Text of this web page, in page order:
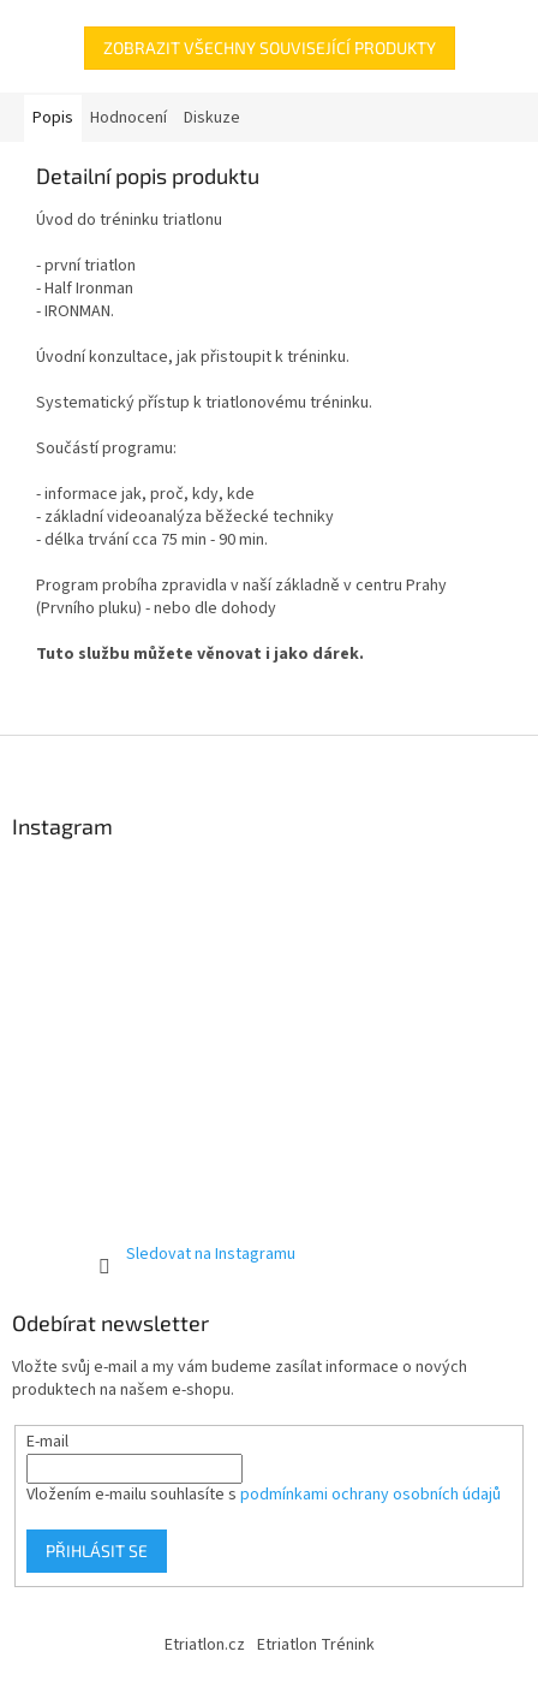
cíle.
ZOBRAZIT VŠECHNY SOUVISEJÍCÍ PRODUKTY
Popis Hodnocení Diskuze
Detailní popis produktu
Úvod do tréninku triatlonu
- první triatlon
- Half Ironman
- IRONMAN.
Úvodní konzultace, jak přistoupit k tréninku.
Systematický přístup k triatlonovému tréninku.
Součástí programu:
- informace jak, proč, kdy, kde
- základní videoanalýza běžecké techniky
- délka trvání cca 75 min - 90 min.
Program probíha zpravidla v naší základně v centru Prahy
(Prvního pluku) - nebo dle dohody
Tuto službu můžete věnovat i jako dárek.
Instagram
Sledovat na Instagramu
Odebírat newsletter
Vložte svůj e-mail a my vám budeme zasílat informace o nových
produktech na našem e-shopu.
E-mail
Vložením e-mailu souhlasíte s podmínkami ochrany osobních údajů
PŘIHLÁSIT SE
Etriatlon.cz Etriatlon Trénink
Powered by chaterimo